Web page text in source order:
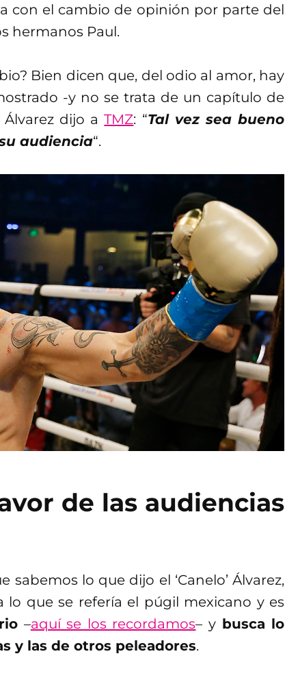
con el cambio de opinión por parte del
hermanos Paul.
Bien dicen que, del odio al amor, hay
-y no se trata de un capítulo de
Álvarez dijo aTMZ: “Tal vez sea bueno
audiencia“.
de las audiencias
lo que dijo el ‘Canelo’ Álvarez,
que se refería el púgil mexicano y es
–aquí se los recordamos– y busca lo
y las de otros peleadores.